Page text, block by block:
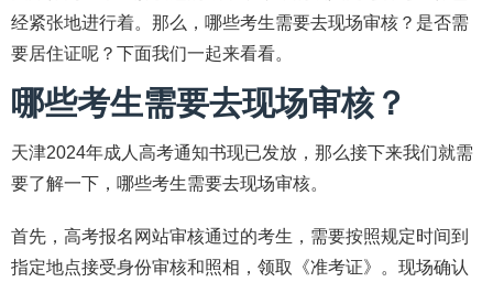
经紧张地进行着。那么，哪些考生需要去现场审核？是否需
要居住证呢？下面我们一起来看看。
哪些考生需要去现场审核？
天津2024年成人高考通知书现已发放，那么接下来我们就需
要了解一下，哪些考生需要去现场审核。
首先，高考报名网站审核通过的考生，需要按照规定时间到
指定地点接受身份审核和照相，领取《准考证》。现场确认